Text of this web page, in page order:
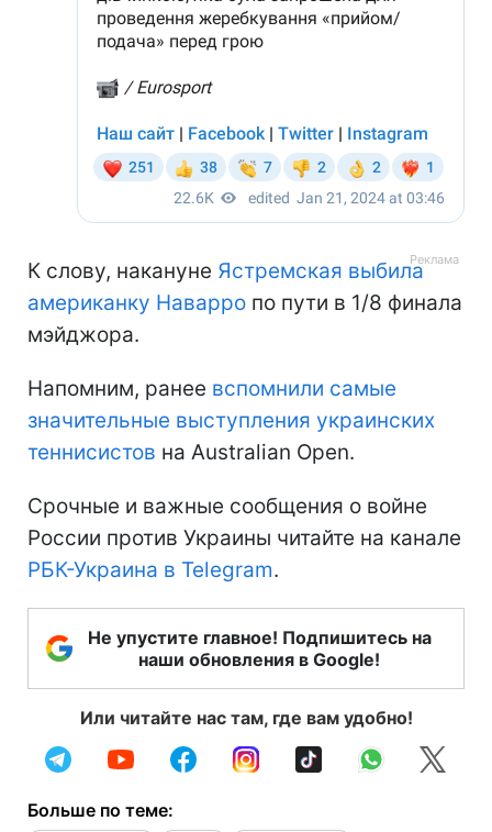
К слову, накануне Ястремская выбила
американку Наварро по пути в 1/8 финала
мэйджора.
Напомним, ранее вспомнили самые
значительные выступления украинских
теннисистов на Australian Open.
Срочные и важные сообщения о войне
России против Украины читайте на канале
РБК-Украина в Telegram.
Не упустите главное! Подпишитесь на
наши обновления в Google!
Или читайте нас там, где вам удобно!
Больше по теме: